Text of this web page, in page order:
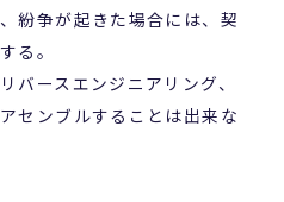
紛争が起きた場合には、契
る。
バースエンジニアリング、
センブルすることは出来な